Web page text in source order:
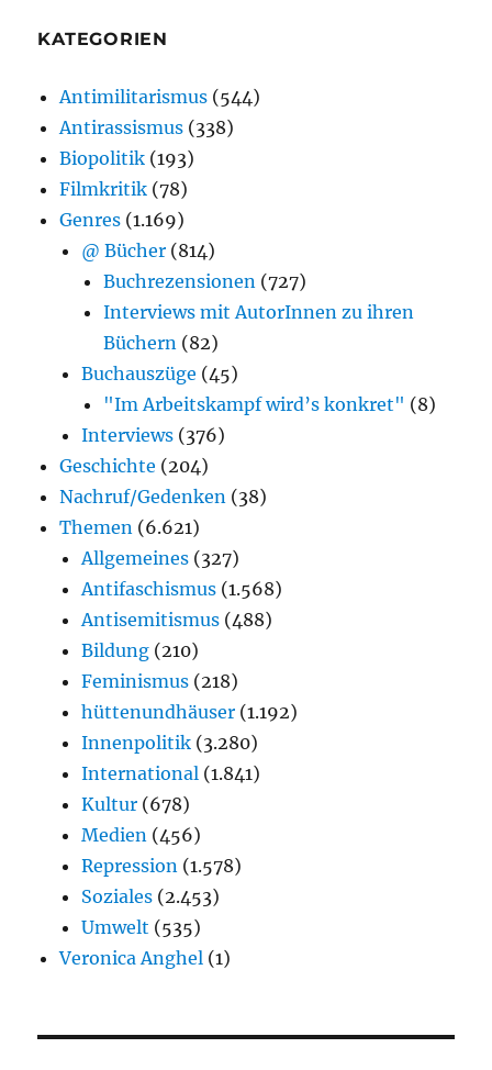
KATEGORIEN
Antimilitarismus (544)
Antirassismus (338)
Biopolitik (193)
Filmkritik (78)
Genres (1.169)
@ Bücher (814)
Buchrezensionen (727)
Interviews mit AutorInnen zu ihren
Büchern (82)
Buchauszüge (45)
"Im Arbeitskampf wird’s konkret" (8)
Interviews (376)
Geschichte (204)
Nachruf/Gedenken (38)
Themen (6.621)
Allgemeines (327)
Antifaschismus (1.568)
Antisemitismus (488)
Bildung (210)
Feminismus (218)
hüttenundhäuser (1.192)
Innenpolitik (3.280)
International (1.841)
Kultur (678)
Medien (456)
Repression (1.578)
Soziales (2.453)
Umwelt (535)
Veronica Anghel (1)